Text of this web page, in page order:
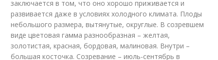
заключается в том, что оно хорошо приживается и
развивается даже в условиях холодного климата. Плоды
небольшого размера, вытянутые, округлые. В созревшем
виде цветовая гамма разнообразная – желтая,
золотистая, красная, бордовая, малиновая. Внутри –
большая косточка. Созревание – июль-сентябрь в